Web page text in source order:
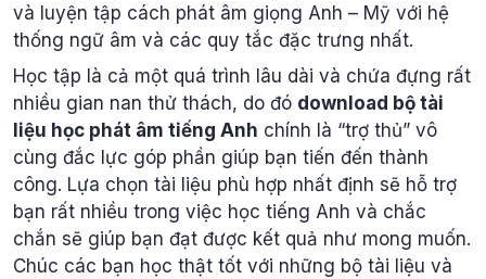
và luyện tập cách phát âm giọng Anh – Mỹ với hệ
thống ngữ âm và các quy tắc đặc trưng nhất.
Học tập là cả một quá trình lâu dài và chứa đựng rất
nhiều gian nan thử thách, do đó download bộ tài
liệu học phát âm tiếng Anh chính là “trợ thủ” vô
cùng đắc lực góp phần giúp bạn tiến đến thành
công. Lựa chọn tài liệu phù hợp nhất định sẽ hỗ trợ
bạn rất nhiều trong việc học tiếng Anh và chắc
chắn sẽ giúp bạn đạt được kết quả như mong muốn.
Chúc các bạn học thật tốt với những bộ tài liệu và